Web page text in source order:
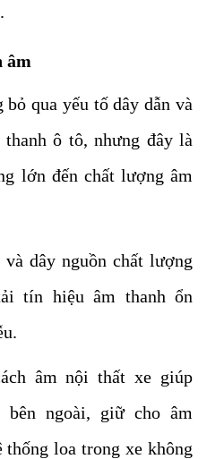
âm
qua yếu tố dây dẫn và
ô tô, nhưng đây là
lớn đến chất lượng âm
dây nguồn chất lượng
tín hiệu âm thanh ổn
âm nội thất xe giúp
ngoài, giữ cho âm
thống loa trong xe không